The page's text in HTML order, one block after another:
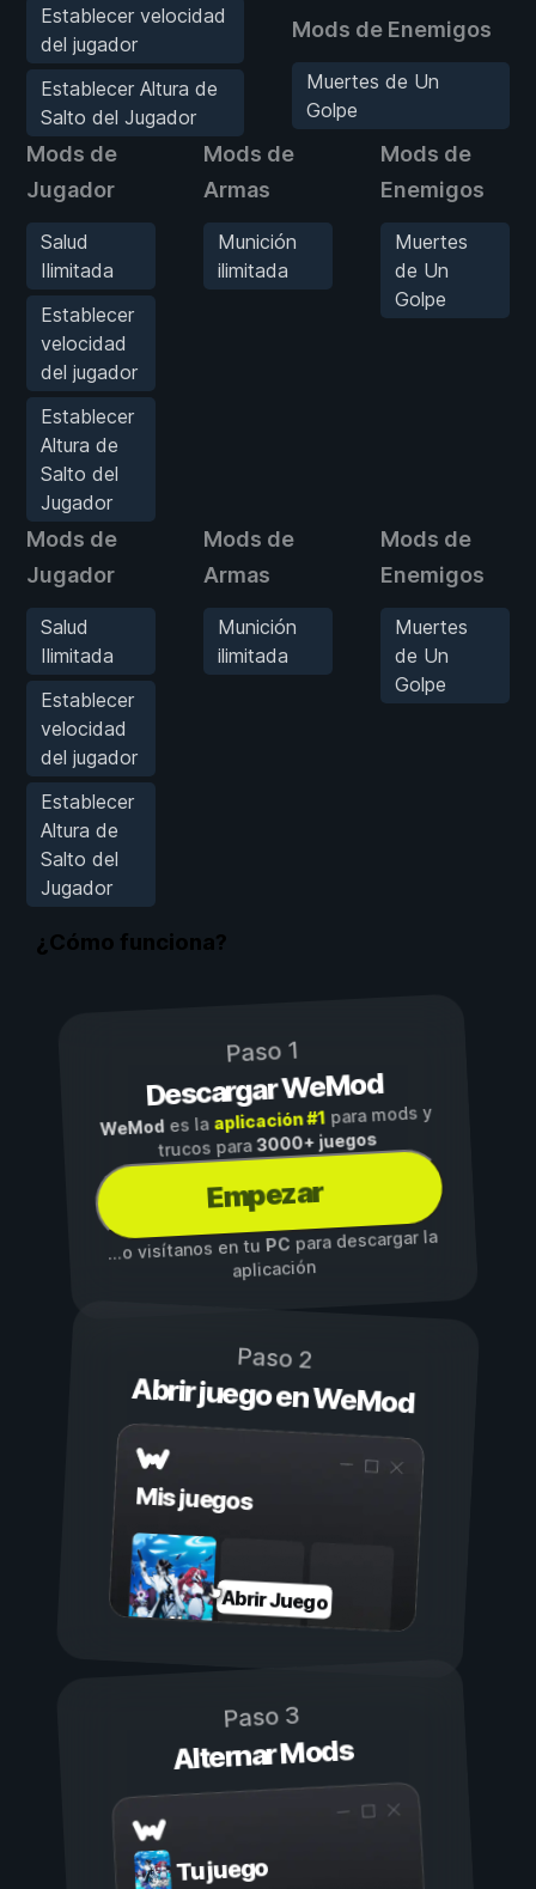
Establecer velocidad
del jugador
Establecer Altura de
Salto del Jugador
Mods de Enemigos
Muertes de Un
Golpe
Mods de
Jugador
Salud
Ilimitada
Establecer
velocidad
del jugador
Establecer
Altura de
Salto del
Jugador
Mods de
Armas
Munición
ilimitada
Mods de
Enemigos
Muertes
de Un
Golpe
Mods de
Jugador
Salud
Ilimitada
Establecer
velocidad
del jugador
Establecer
Altura de
Salto del
Jugador
Mods de
Armas
Munición
ilimitada
Mods de
Enemigos
Muertes
de Un
Golpe
¿Cómo funciona?
Paso 1
Descargar WeMod
WeMod es la aplicación #1para mods y
trucos para3000+ juegos
Empezar
...o visítanos en tuPCpara descargar la
aplicación
Paso 2
Abrir juego en WeMod
Mis juegos
Abrir Juego
Paso 3
Alternar Mods
Tu juego